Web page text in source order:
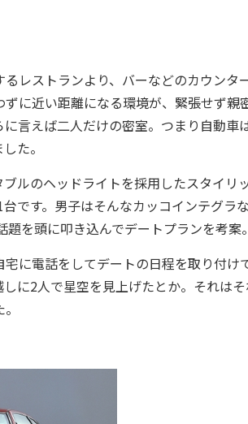
レストランより、バーなどのカウンタ
に近い距離になる環境が、緊張せず親
言えば二人だけの密室。つまり自動車
た。
ルのヘッドライトを採用したスタイリ
です。男子はそんなカッコインテグラ
を頭に叩き込んでデートプランを考案。
に電話をしてデートの日程を取り付け
に2人で星空を見上げたとか。それは